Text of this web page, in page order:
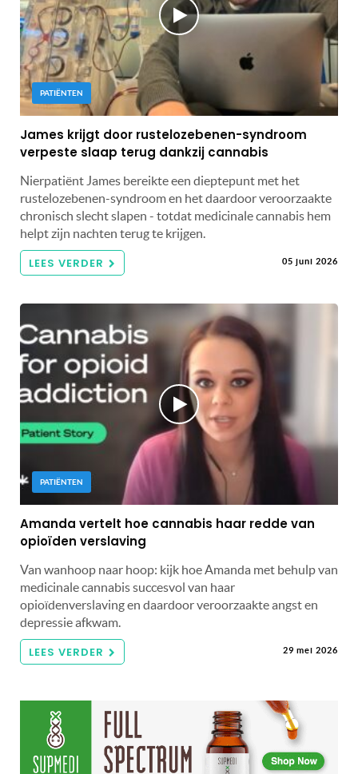
PATIËNTEN
James krijgt door rustelozebenen-syndroom
verpeste slaap terug dankzij cannabis
Nierpatiënt James bereikte een dieptepunt met het
rustelozebenen-syndroom en het daardoor veroorzaakte
chronisch slecht slapen - totdat medicinale cannabis hem
helpt zijn nachten terug te krijgen.
LEES VERDER 05 juni 2026
PATIËNTEN
Amanda vertelt hoe cannabis haar redde van
opioïden verslaving
Van wanhoop naar hoop: kijk hoe Amanda met behulp van
medicinale cannabis succesvol van haar
opioïdenverslaving en daardoor veroorzaakte angst en
depressie afkwam.
LEES VERDER 29 mei 2026